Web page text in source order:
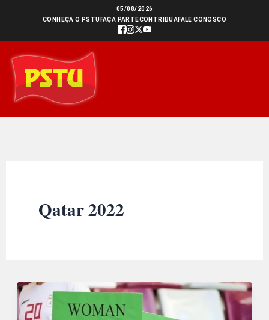
conteúdo
05/08/2026
CONHEÇA O PSTU FAÇA PARTECONTRIBUAFALE CONOSCO
Qatar 2022